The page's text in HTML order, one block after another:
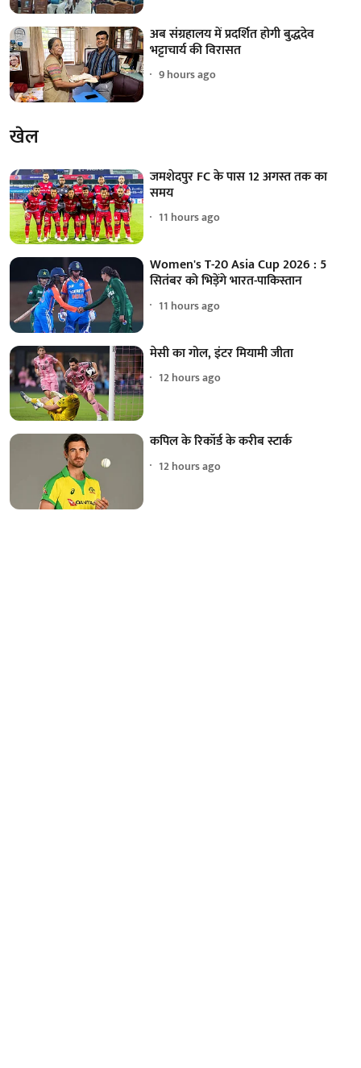
अब संग्रहालय में प्रदर्शित होगी बुद्धदेव
भट्टाचार्य की विरासत
9 hours ago
खेल
जमशेदपुर FC के पास 12 अगस्त तक का
समय
11 hours ago
Women's T-20 Asia Cup 2026 : 5
सितंबर को भिड़ेंगे भारत-पाकिस्तान
11 hours ago
मेसी का गोल, इंटर मियामी जीता
12 hours ago
कपिल के रिकॉर्ड के करीब स्टार्क
12 hours ago